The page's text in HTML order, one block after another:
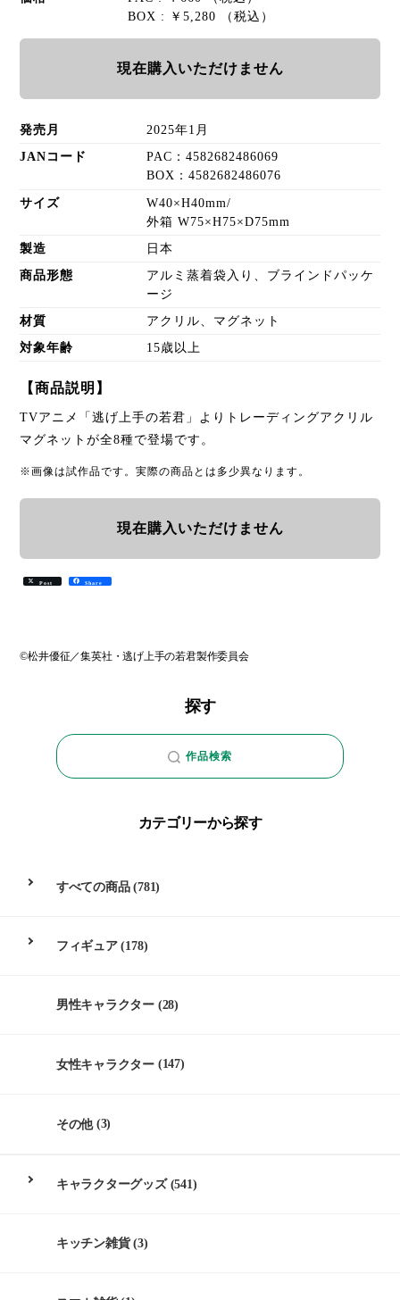
BOX : ￥5,280 （税込）
現在購入いただけません
発売月 2025年1月
JANコード
PAC：4582682486069
BOX：4582682486076
サイズ
W40×H40mm/
外箱 W75×H75×D75mm
製造 日本
商品形態
アルミ蒸着袋入り、ブラインドパッケ
ージ
材質 アクリル、マグネット
対象年齢 15歳以上
【商品説明】
TVアニメ「逃げ上手の若君」よりトレーディングアクリル
マグネットが全8種で登場です。
※画像は試作品です。実際の商品とは多少異なります。
現在購入いただけません
Post Share
©松井優征／集英社・逃げ上手の若君製作委員会
探す
作品検索
カテゴリーから探す
すべての商品(781)
フィギュア(178)
男性キャラクター (28)
女性キャラクター (147)
その他(3)
キャラクターグッズ(541)
キッチン雑貨(3)